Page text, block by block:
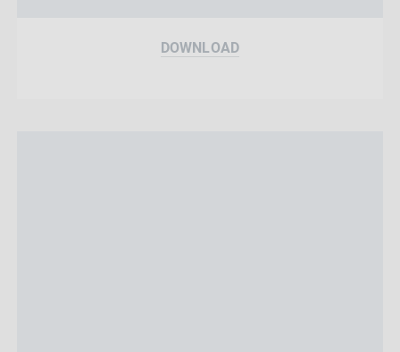
DOWNLOAD